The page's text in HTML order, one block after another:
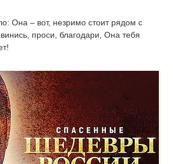
Она – вот, незримо стоит рядом с
проси, благодари, Она тебя